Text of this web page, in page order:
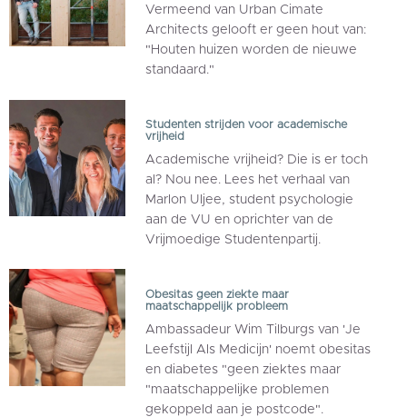
Vermeend van Urban Cimate
Architects gelooft er geen hout van:
"Houten huizen worden de nieuwe
standaard."
Studenten strijden voor academische
vrijheid
Academische vrijheid? Die is er toch
al? Nou nee. Lees het verhaal van
Marlon Uljee, student psychologie
aan de VU en oprichter van de
Vrijmoedige Studentenpartij.
Obesitas geen ziekte maar
maatschappelijk probleem
Ambassadeur Wim Tilburgs van 'Je
Leefstijl Als Medicijn' noemt obesitas
en diabetes "geen ziektes maar
"maatschappelijke problemen
gekoppeld aan je postcode".